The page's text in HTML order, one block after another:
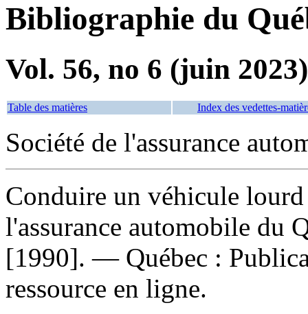
Bibliographie du
Vol. 56, no 6 (juin 2023)
Table des matières Index des vedettes-
Société de l'assurance
Conduire un véhicule
l'assurance automobile du
[1990]. — Québec :
ressource en ligne.